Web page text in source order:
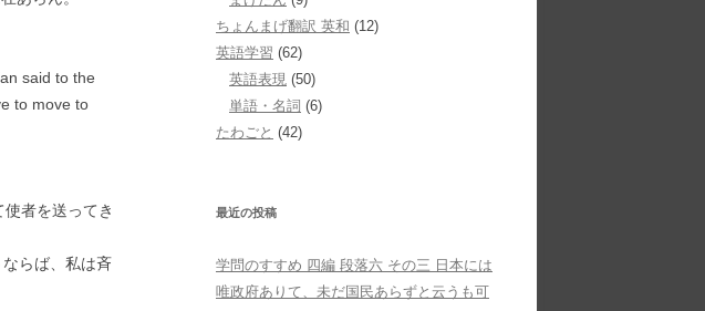
said to the
to move to
者を送ってき
らば、私は斉
ちょんまげ翻訳 英和 (12)
英語学習 (62)
英語表現 (50)
単語・名詞 (6)
たわごと (42)
最近の投稿
学問のすすめ 四編 段落六 その三 日本には
唯政府ありて、未だ国民あらずと云うも可